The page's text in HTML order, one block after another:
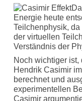
Energie heute
Teilchenphysik,
der virtuellen
Verständnis der
Noch wichtiger
Hendrik Casimir
berechnet und
experimentellen
Casimir